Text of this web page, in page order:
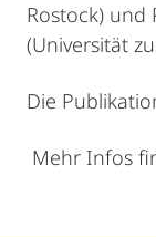
Rostock) und
(Universität
Die
Mehr Infos